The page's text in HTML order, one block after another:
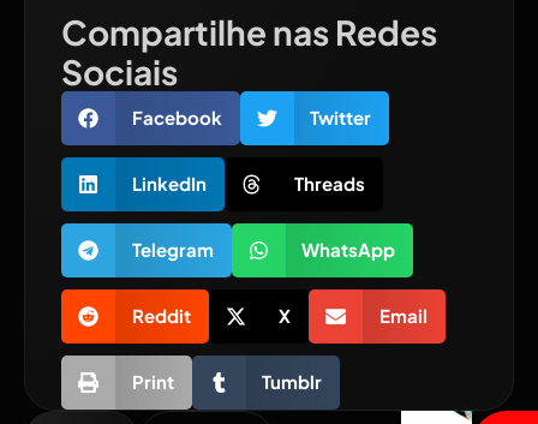
Compartilhe nas Redes
Sociais
Facebook Twitter
LinkedIn Threads
Telegram WhatsApp
Reddit X Email
Print Tumblr